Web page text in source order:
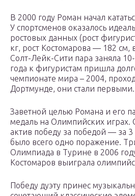
В 2000 году Роман начал
У спортсменов оказалось
ростовых данных (рост
кг, рост Костомарова — 182 см,
Солт-Лейк-Сити пара заняла
года к фигуристам пришла
чемпионате мира – 2004,
Дортмунде, они стали первыми.
Заветной целью Романа и его
медаль на Олимпийских играх.
актив победу за победой — за
было всего одно поражение.
Олимпиада в Турине в 2006
Костомаров выиграла
Победу дуэту принес